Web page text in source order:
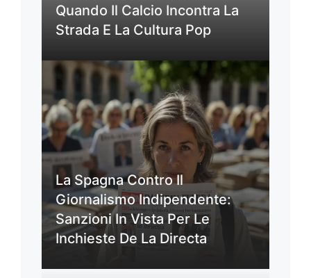
Quando Il Calcio Incontra La
Strada E La Cultura Pop
La Spagna Contro Il
Giornalismo Indipendente:
Sanzioni In Vista Per Le
Inchieste De La Directa